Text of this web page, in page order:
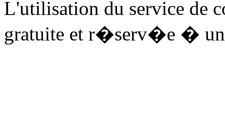
L'utilisation du service de
gratuite et r�serv�e � un